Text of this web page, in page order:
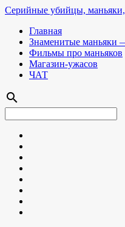
Серийные убийцы,
Главная
Знаменитые маньяки
Фильмы про маньяков
Магазин-ужасов
ЧАТ
search